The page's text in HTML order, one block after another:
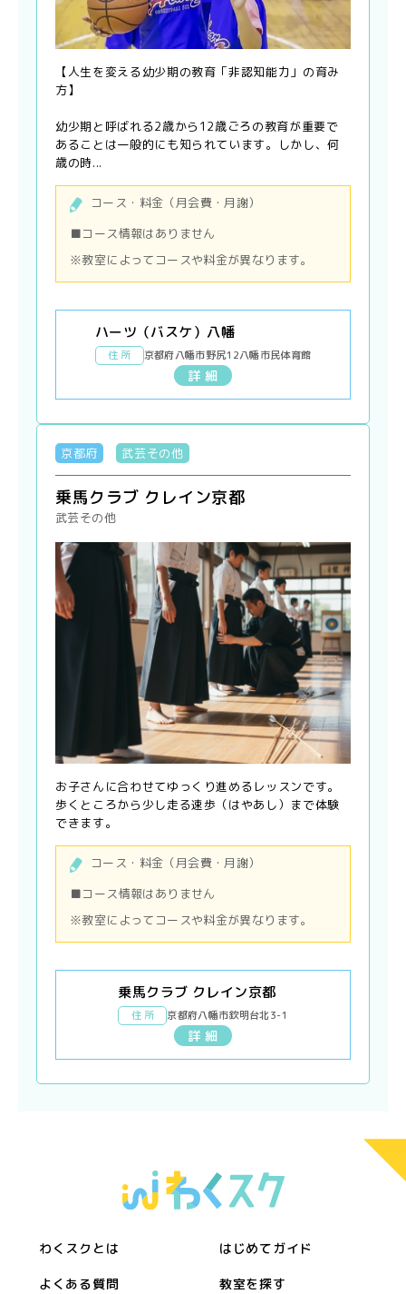
【人生を変える幼少期の教育「非認知能力」の育み
方】
幼少期と呼ばれる2歳から12歳ごろの教育が重要で
あることは一般的にも知られています。しかし、何
歳の時...
コース・料金（月会費・月謝）
■コース情報はありません
※教室によってコースや料金が異なります。
ハーツ（バスケ）八幡
住 所 京都府八幡市野尻12八幡市民体育館
詳 細
京都府 武芸その他
乗馬クラブ クレイン京都
武芸その他
お子さんに合わせてゆっくり進めるレッスンです。
歩くところから少し走る速歩（はやあし）まで体験
できます。
コース・料金（月会費・月謝）
■コース情報はありません
※教室によってコースや料金が異なります。
乗馬クラブ クレイン京都
住 所 京都府八幡市欽明台北3-1
詳 細
わくスクとは はじめてガイド
よくある質問 教室を探す